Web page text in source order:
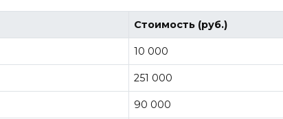
Стоимость (руб.)
10 000
251 000
90 000